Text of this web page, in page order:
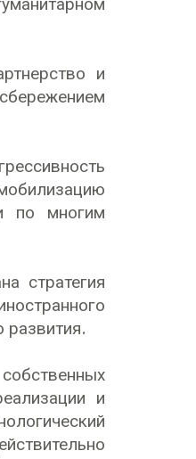
и
по многим
стратегия
развития.
и